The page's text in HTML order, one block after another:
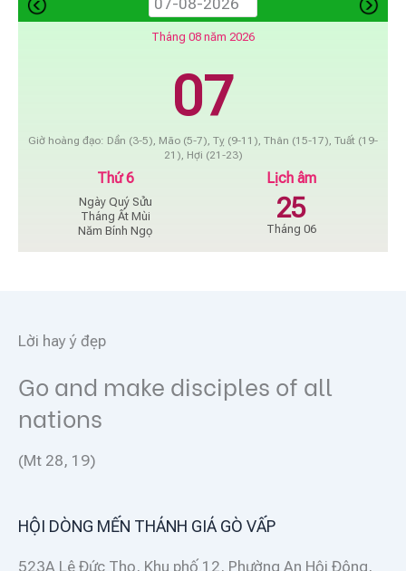
Tháng 08 năm 2026
07
Giờ hoàng đạo: Dần (3-5), Mão (5-7), Tỵ (9-11), Thân (15-17), Tuất (19-
21), Hợi (21-23)
Thứ 6
Ngày Quý Sửu
Tháng Ất Mùi
Năm Bính Ngọ
Lịch âm
25
Tháng 06
Lời hay ý đẹp
Go and make disciples of all
nations
(Mt 28, 19)
HỘI DÒNG MẾN THÁNH GIÁ GÒ VẤP
523A Lê Đức Thọ, Khu phố 12, Phường An Hội Đông,